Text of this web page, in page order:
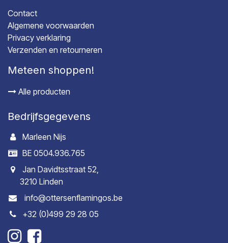
Contact
Algemene voorwaarden
Privacy verklaring
Verzenden en retourneren
Meteen shoppen!
Alle producten
Bedrijfsgegevens
Marleen Nijs
BE 0504.936.765
Jan Davidtsstraat 52,
3210 Linden
info@ottersenflamingos.be
+32 (0)499 29 28 05